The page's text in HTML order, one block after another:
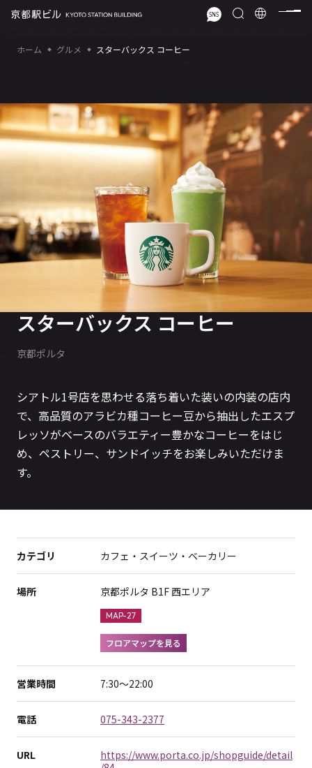
ホーム グルメ スターバックス コーヒー
スターバックス コーヒー
京都ポルタ
シアトル1号店を思わせる落ち着いた装いの内装の店内
で、高品質のアラビカ種コーヒー豆から抽出したエスプ
レッソがベースのバラエティー豊かなコーヒーをはじ
め、ペストリー、サンドイッチをお楽しみいただけま
す。
カテゴリ カフェ・スイーツ・ベーカリー
場所 京都ポルタ B1F 西エリア
MAP-27
フロアマップを見る
営業時間 7:30～22:00
電話 075-343-2377
URL
https://www.porta.co.jp/shopguide/detail